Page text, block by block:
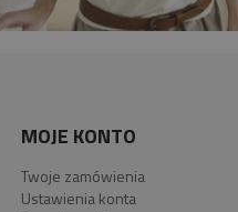
MOJE KONTO
Twoje zamówienia
Ustawienia konta